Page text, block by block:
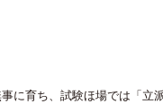
に育ち、試験ほ場では「立